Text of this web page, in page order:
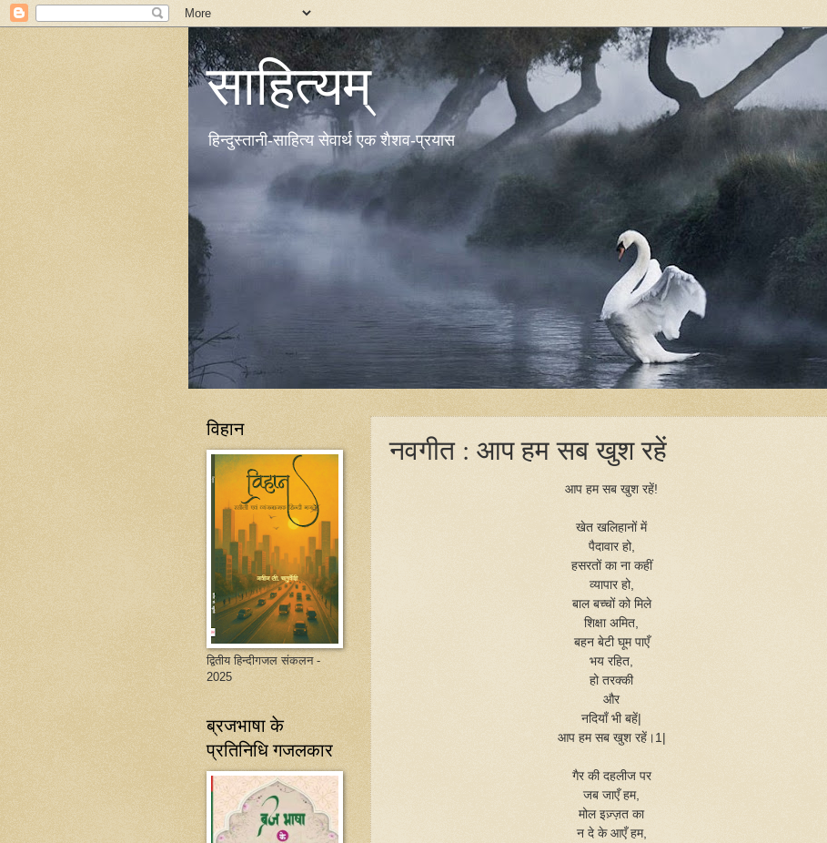
साहित्यम्
हिन्दुस्तानी-साहित्य सेवार्थ एक शैशव-प्रयास
नवगीत : आप हम सब खुश रहें
आप हम सब खुश रहें!
खेत खलिहानों में
पैदावार हो,
हसरतों का ना कहीं
व्यापार हो,
बाल बच्चों को मिले
शिक्षा अमित,
बहन बेटी घूम पाएँ
भय रहित,
हो तरक्की
और
नदियाँ भी बहें|
आप हम सब खुश रहें।1|
गैर की दहलीज पर
जब जाएँ हम,
मोल इज़्ज़त का
न दे के आएँ हम,
विहान
द्वितीय हिन्दीगजल संकलन -
2025
ब्रजभाषा के
प्रतिनिधि गजलकार